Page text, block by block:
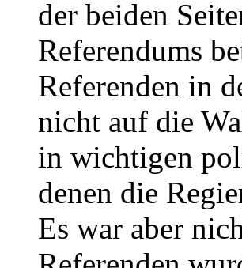
der beiden
Referendums
Referenden in
nicht auf die
in wichtigen
denen die
Es war aber